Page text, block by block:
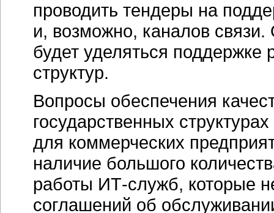
проводить тендеры на
и, возможно, каналов
будет уделяться поддержке
структур.
Вопросы обеспечения
государственных
для коммерческих
наличие большого
работы ИТ-служб, которые
соглашений об